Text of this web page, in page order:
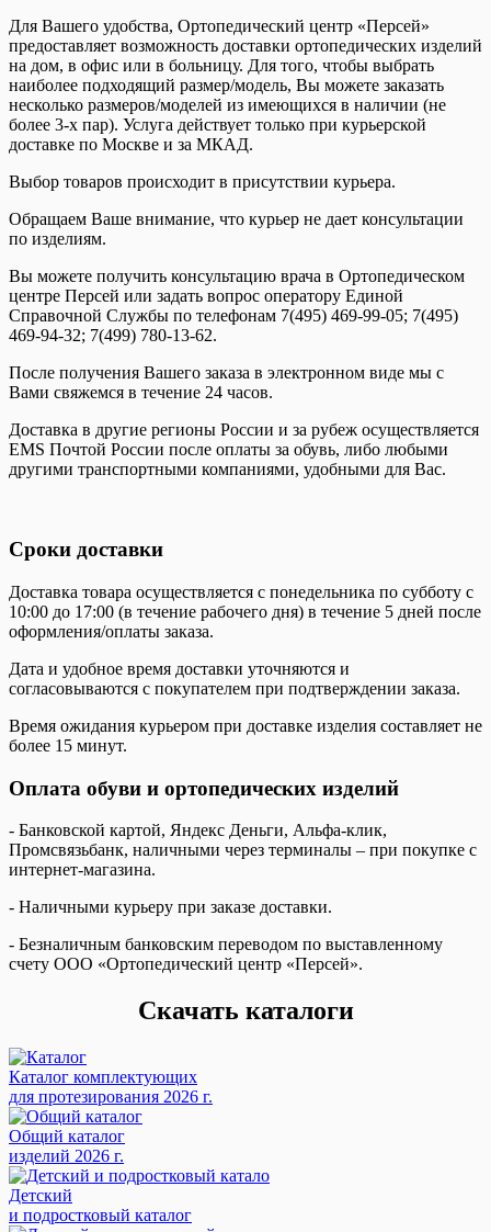
Для Вашего удобства, Ортопедический центр «Персей»
предоставляет возможность доставки ортопедических изделий
на дом, в офис или в больницу. Для того, чтобы выбрать
наиболее подходящий размер/модель, Вы можете заказать
несколько размеров/моделей из имеющихся в наличии (не
более 3-х пар). Услуга действует только при курьерской
доставке по Москве и за МКАД.
Выбор товаров происходит в присутствии курьера.
Обращаем Ваше внимание, что курьер не дает консультации
по изделиям.
Вы можете получить консультацию врача в Ортопедическом
центре Персей или задать вопрос оператору Единой
Справочной Службы по телефонам 7(495) 469-99-05; 7(495)
469-94-32; 7(499) 780-13-62.
После получения Вашего заказа в электронном виде мы с
Вами свяжемся в течение 24 часов.
Доставка в другие регионы России и за рубеж осуществляется
EMS Почтой России после оплаты за обувь, либо любыми
другими транспортными компаниями, удобными для Вас.
Сроки доставки
Доставка товара осуществляется с понедельника по субботу с
10:00 до 17:00 (в течение рабочего дня) в течение 5 дней после
оформления/оплаты заказа.
Дата и удобное время доставки уточняются и
согласовываются с покупателем при подтверждении заказа.
Время ожидания курьером при доставке изделия составляет не
более 15 минут.
Оплата обуви и ортопедических изделий
- Банковской картой, Яндекс Деньги, Альфа-клик,
Промсвязьбанк, наличными через терминалы – при покупке с
интернет-магазина.
- Наличными курьеру при заказе доставки.
- Безналичным банковским переводом по выставленному
счету ООО «Ортопедический центр «Персей».
Скачать каталоги
Каталог комплектующих
для протезирования 2026 г.
Общий каталог
изделий 2026 г.
Детский
и подростковый каталог